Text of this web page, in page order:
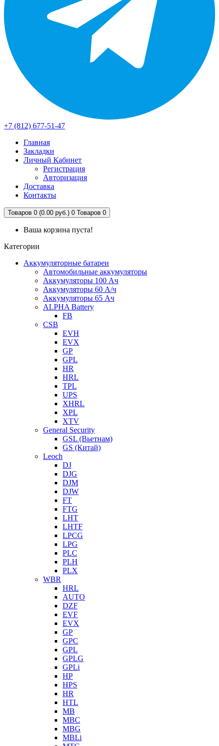
+7 (812) 677-51-47
Главная
Закладки
Личный Кабинет
Регистрация
Авторизация
Доставка
Контакты
Товаров 0 (0.00 руб.) 0 Товаров 0
Ваша корзина пуста!
Категории
Аккумуляторные батареи
Автомобильные аккумуляторы
Аккумуляторы 100 Ач
Аккумуляторы 60 А/ч
Аккумуляторы 65 Ач
ALPHA Battery
FB
CSB
EVH
EVX
GP
GPL
HR
HRL
TPL
UPS
XHRL
XPL
XTV
General Security
GSL (Вьетнам)
GS (Китай)
Leoch
DJ
DJG
DJM
DJW
FT
FTG
LHT
LHTF
LPCG
LPG
PLC
PLH
PLX
WBR
HRL
AUTO
DZF
EVF
EVX
GP
GPC
GPL
GPLG
GPLi
HP
HPS
HR
HTL
MB
MBC
MBG
MBLi